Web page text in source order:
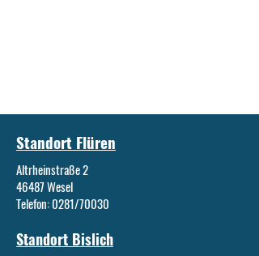
Standort Flüren
Altrheinstraße 2
46487 Wesel
Telefon: 0281/70030
Standort Bislich